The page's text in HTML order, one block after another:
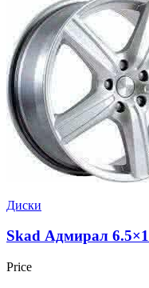
Диски
Skad Адмирал
Price